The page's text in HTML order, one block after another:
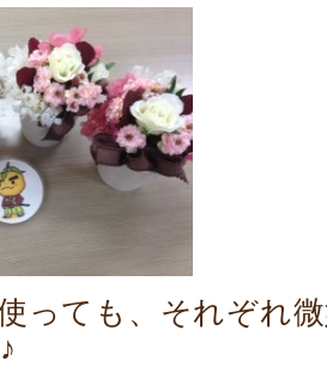
っても、それぞれ